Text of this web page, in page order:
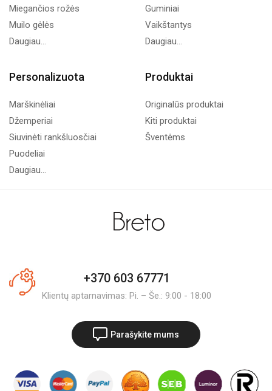
Miegančios rožės
Muilo gėlės
Daugiau...
Guminiai
Vaikštantys
Daugiau...
Personalizuota
Marškinėliai
Džemperiai
Siuvinėti rankšluosčiai
Puodeliai
Daugiau...
Produktai
Originalūs produktai
Kiti produktai
Šventėms
+370 603 67771
Klientų aptarnavimas: Pi. – Še.: 9:00 - 18:00
Parašykite mums